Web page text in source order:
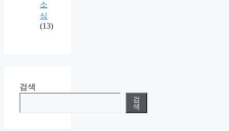
소
싱
(13)
검색
검
색